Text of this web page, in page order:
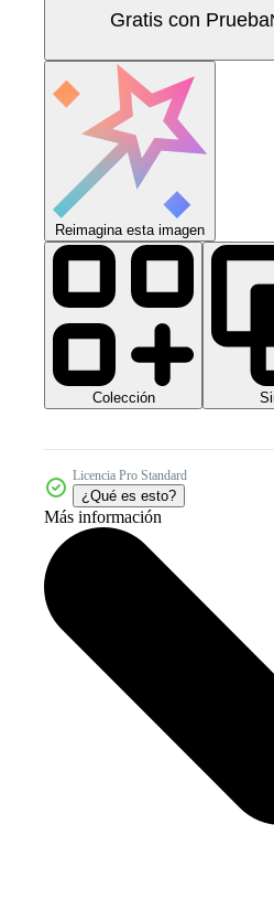
Gratis con Prueba
Reimagina esta imagen
Colección
Licencia Pro Standard
¿Qué es esto?
Más información